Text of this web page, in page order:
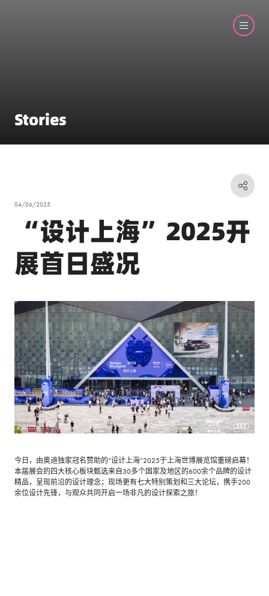
Stories
04/06/2025
“设计上海”2025开
展首日盛况
今日，由奥迪独家冠名赞助的“设计上海”2025于上海世博展览馆重磅启幕！
本届展会的四大核心板块甄选来自30多个国家及地区的600余个品牌的设计
精品，呈现前沿的设计理念；现场更有七大特别策划和三大论坛，携手200
余位设计先锋，与观众共同开启一场非凡的设计探索之旅！